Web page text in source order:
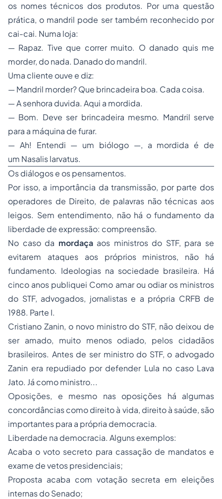
os nomes técnicos dos produtos. Por uma questão
prática, o mandril pode ser também reconhecido por
cai-cai. Numa loja:
— Rapaz. Tive que correr muito. O danado quis me
morder, do nada. Danado do mandril.
Uma cliente ouve e diz:
— Mandril morder? Que brincadeira boa. Cada coisa.
— A senhora duvida. Aqui a mordida.
— Bom. Deve ser brincadeira mesmo. Mandril serve
para a máquina de furar.
— Ah! Entendi — um biólogo —, a mordida é de
um Nasalis larvatus.
Os diálogos e os pensamentos.
Por isso, a importância da transmissão, por parte dos
operadores de Direito, de palavras não técnicas aos
leigos. Sem entendimento, não há o fundamento da
liberdade de expressão: compreensão.
No caso da mordaçaaos ministros do STF, para se
evitarem ataques aos próprios ministros, não há
fundamento. Ideologias na sociedade brasileira. Há
cinco anos publiquei Como amar ou odiar os ministros
do STF, advogados, jornalistas e a própria CRFB de
1988. Parte I.
Cristiano Zanin, o novo ministro do STF, não deixou de
ser amado, muito menos odiado, pelos cidadãos
brasileiros. Antes de ser ministro do STF, o advogado
Zanin era repudiado por defender Lula no caso Lava
Jato. Já como ministro...
Oposições, e mesmo nas oposições há algumas
concordâncias como direito à vida, direito à saúde, são
importantes para a própria democracia.
Liberdade na democracia. Alguns exemplos:
Acaba o voto secreto para cassação de mandatos e
exame de vetos presidenciais;
Proposta acaba com votação secreta em eleições
internas do Senado;